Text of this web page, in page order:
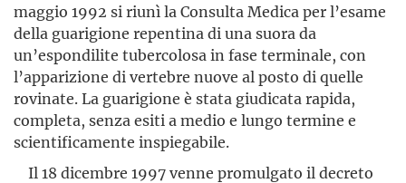
maggio 1992 si riunì la Consulta Medica per l’esame
della guarigione repentina di una suora da
un’espondilite tubercolosa in fase terminale, con
l’apparizione di vertebre nuove al posto di quelle
rovinate. La guarigione è stata giudicata rapida,
completa, senza esiti a medio e lungo termine e
scientificamente inspiegabile.
Il 18 dicembre 1997 venne promulgato il decreto